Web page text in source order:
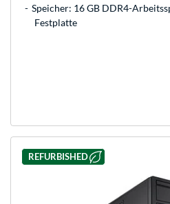
Speicher: 16 GB DDR4-
Festplatte
REFURBISHED